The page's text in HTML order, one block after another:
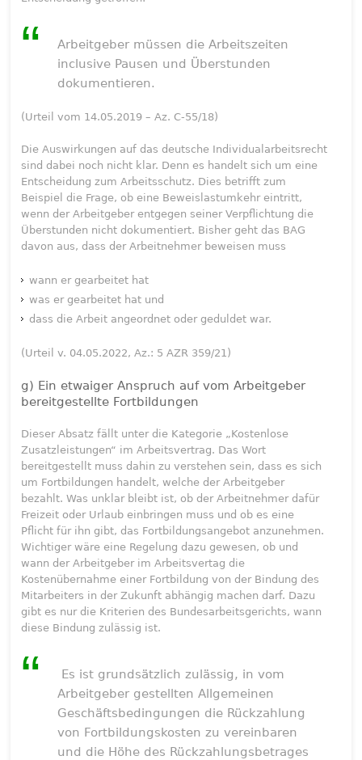
Arbeitgeber müssen die Arbeitszeiten
inclusive Pausen und Überstunden
dokumentieren.
(Urteil vom 14.05.2019 – Az. C-55/18)
Die Auswirkungen auf das deutsche Individualarbeitsrecht
sind dabei noch nicht klar. Denn es handelt sich um eine
Entscheidung zum Arbeitsschutz. Dies betrifft zum
Beispiel die Frage, ob eine Beweislastumkehr eintritt,
wenn der Arbeitgeber entgegen seiner Verpflichtung die
Überstunden nicht dokumentiert. Bisher geht das BAG
davon aus, dass der Arbeitnehmer beweisen muss
wann er gearbeitet hat
was er gearbeitet hat und
dass die Arbeit angeordnet oder geduldet war.
(Urteil v. 04.05.2022, Az.: 5 AZR 359/21)
g) Ein etwaiger Anspruch auf vom Arbeitgeber
bereitgestellte Fortbildungen
Dieser Absatz fällt unter die Kategorie „Kostenlose
Zusatzleistungen“ im Arbeitsvertrag. Das Wort
bereitgestellt muss dahin zu verstehen sein, dass es sich
um Fortbildungen handelt, welche der Arbeitgeber
bezahlt. Was unklar bleibt ist, ob der Arbeitnehmer dafür
Freizeit oder Urlaub einbringen muss und ob es eine
Pflicht für ihn gibt, das Fortbildungsangebot anzunehmen.
Wichtiger wäre eine Regelung dazu gewesen, ob und
wann der Arbeitgeber im Arbeitsvertag die
Kostenübernahme einer Fortbildung von der Bindung des
Mitarbeiters in der Zukunft abhängig machen darf. Dazu
gibt es nur die Kriterien des Bundesarbeitsgerichts, wann
diese Bindung zulässig ist.
Es ist grundsätzlich zulässig, in vom
Arbeitgeber gestellten Allgemeinen
Geschäftsbedingungen die Rückzahlung
von Fortbildungskosten zu vereinbaren
und die Höhe des Rückzahlungsbetrages